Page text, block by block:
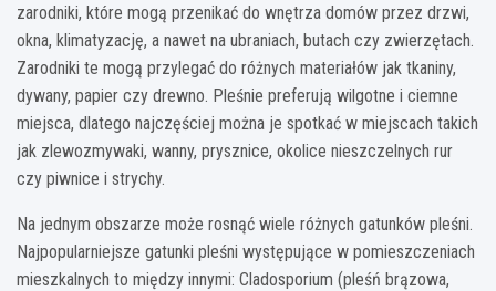
zarodniki, które mogą przenikać do wnętrza domów przez drzwi,
okna, klimatyzację, a nawet na ubraniach, butach czy zwierzętach.
Zarodniki te mogą przylegać do różnych materiałów jak tkaniny,
dywany, papier czy drewno. Pleśnie preferują wilgotne i ciemne
miejsca, dlatego najczęściej można je spotkać w miejscach takich
jak zlewozmywaki, wanny, prysznice, okolice nieszczelnych rur
czy piwnice i strychy.
Na jednym obszarze może rosnąć wiele różnych gatunków pleśni.
Najpopularniejsze gatunki pleśni występujące w pomieszczeniach
mieszkalnych to między innymi: Cladosporium (pleśń brązowa,